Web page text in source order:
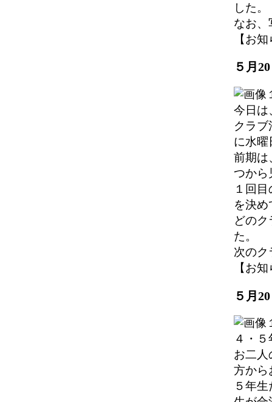
した。
なお、
【お
５月
今日は
クラ
に水曜
前期は
つから
１回
を決
どの
た。
次のク
【お
５月
４・
お二人
方から
５年